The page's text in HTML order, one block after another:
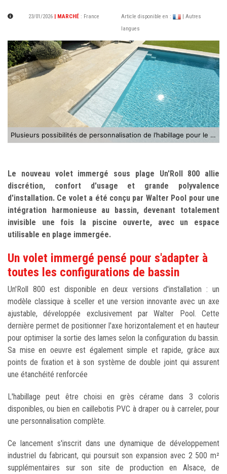
23/01/2026 | MARCHÉ : France Article disponible en :
| Autres
langues
Plusieurs possibilités de personnalisation de l’habillage pour le volet immergé sous plage Un’Roll 800
Le nouveau volet immergé sous plage Un'Roll 800 allie
discrétion, confort d'usage et grande polyvalence
d'installation. Ce volet a été conçu par Walter Pool pour une
intégration harmonieuse au bassin, devenant totalement
invisible une fois la piscine ouverte, avec un espace
utilisable en plage immergée.
Un volet immergé pensé pour s'adapter à
toutes les configurations de bassin
Un'Roll 800 est disponible en deux versions d'installation : un
modèle classique à sceller et une version innovante avec un axe
ajustable, développée exclusivement par Walter Pool. Cette
dernière permet de positionner l'axe horizontalement et en hauteur
pour optimiser la sortie des lames selon la configuration du bassin.
Sa mise en oeuvre est également simple et rapide, grâce aux
points de fixation et à son système de double joint qui assurent
une étanchéité renforcée
L'habillage peut être choisi en grès cérame dans 3 coloris
disponibles, ou bien en caillebotis PVC à draper ou à carreler, pour
une personnalisation complète.
Ce lancement s'inscrit dans une dynamique de développement
industriel du fabricant, qui poursuit son expansion avec 2 500 m²
supplémentaires sur son site de production en Alsace, de